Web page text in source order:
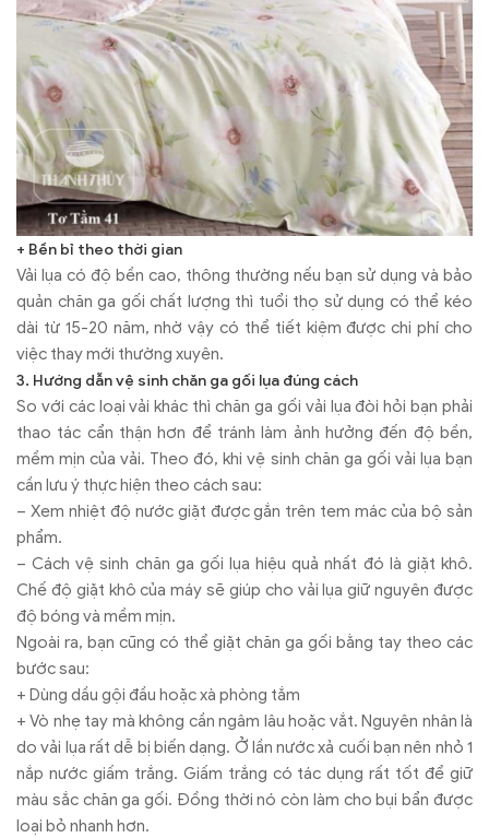
+ Bền bỉ theo thời gian
Vải lụa có độ bền cao, thông thường nếu bạn sử dụng và bảo
quản chăn ga gối chất lượng thì tuổi thọ sử dụng có thể kéo
dài từ 15-20 năm, nhờ vậy có thể tiết kiệm được chi phí cho
việc thay mới thường xuyên.
3. Hướng dẫn vệ sinh chăn ga gối lụa đúng cách
So với các loại vải khác thì chăn ga gối vải lụa đòi hỏi bạn phải
thao tác cẩn thận hơn để tránh làm ảnh hưởng đến độ bền,
mềm mịn của vải. Theo đó, khi vệ sinh chăn ga gối vải lụa bạn
cần lưu ý thực hiện theo cách sau:
– Xem nhiệt độ nước giặt được gắn trên tem mác của bộ sản
phẩm.
– Cách vệ sinh chăn ga gối lụa hiệu quả nhất đó là giặt khô.
Chế độ giặt khô của máy sẽ giúp cho vải lụa giữ nguyên được
độ bóng và mềm mịn.
Ngoài ra, bạn cũng có thể giặt chăn ga gối bằng tay theo các
bước sau:
+ Dùng dầu gội đầu hoặc xà phòng tắm
+ Vò nhẹ tay mà không cần ngâm lâu hoặc vắt. Nguyên nhân là
do vải lụa rất dễ bị biến dạng. Ở lần nước xả cuối bạn nên nhỏ 1
nắp nước giấm trắng. Giấm trắng có tác dụng rất tốt để giữ
màu sắc chăn ga gối. Đồng thời nó còn làm cho bụi bẩn được
loại bỏ nhanh hơn.